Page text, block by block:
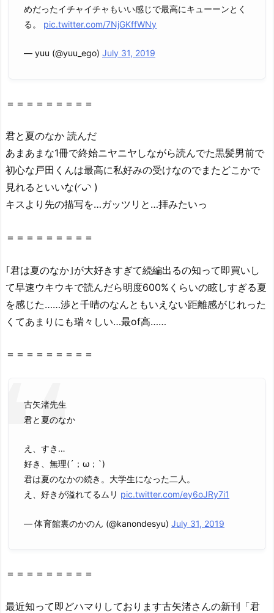
法
性
群
や
で
読
な
理
由
3.
ゆ
卵
めだったイチャイチャもいい感じで最高にキューーンとく
る。 pic.twitter.com/7NjGKffWNy
— yuu (@yuu_ego) July 31, 2019
＝＝＝＝＝＝＝＝＝
君と夏のなか 読んだ
あまあまな1冊で終始ニヤニヤしながら読んでた黒髪男前で
初心な戸田くんは最高に私好みの受けなのでまたどこかで
見れるといいな(◜ᴗ◝ )
キスより先の描写を…ガッツリと…拝みたいっ
＝＝＝＝＝＝＝＝＝
｢君は夏のなか ｣が大好きすぎて続編出るの知って即買いし
て早速ウキウキで読んだら明度600%くらいの眩しすぎる夏
を感じた……渉と千晴のなんともいえない距離感がじれった
くてあまりにも瑞々しい…最of高……
＝＝＝＝＝＝＝＝＝
古矢渚先生
君と夏のなか
え、すき…
好き、無理(´；ω；`)
君は夏のなかの続き。大学生になった二人。
え、好きが溢れてるムリ pic.twitter.com/ey6oJRy7i1
— 体育館裏のかのん (@kanondesyu) July 31, 2019
＝＝＝＝＝＝＝＝＝
最近知って即どハマりしております古矢渚さんの新刊「君